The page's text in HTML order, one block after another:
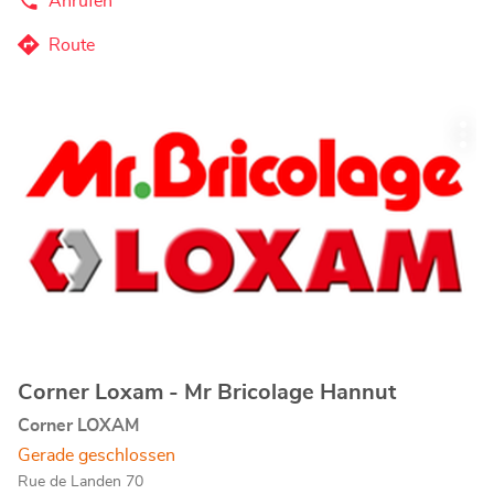
der
ACCESS
Waregem-
Route
zum
Store
ENTER-
um
mehr
Geschäft:
Corner Loxam - Mr Bricolage Hannut
Corner LOXAM
Gerade geschlossen
Rue de Landen 70